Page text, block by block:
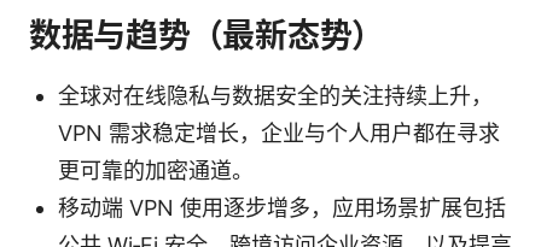
数据与趋势（最新态势）
全球对在线隐私与数据安全的关注持续上升，
VPN 需求稳定增长，企业与个人用户都在寻求
更可靠的加密通道。
移动端 VPN 使用逐步增多，应用场景扩展包括